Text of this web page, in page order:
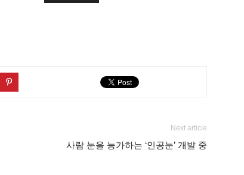
Next article
사람 눈을 능가하는 ‘인공눈’ 개발 중